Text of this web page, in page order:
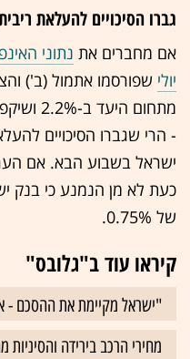
גברו הסיכויים להעלאת
אם מחברים את נתוני
יולי שפורסמו אתמול (ב')
- הרי שגברו הסיכויים
כעת לא מן הנמנע כי בנק
של 0.75%.
קיראו עוד ב"גלובס"
"ישראל מקיימת את ההסכם -
מחירי הרכב בירידה